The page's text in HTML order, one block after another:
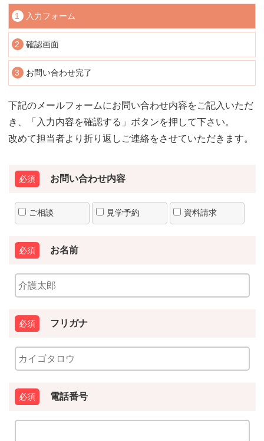
1 入力フォーム
2 確認画面
3 お問い合わせ完了
下記のメールフォームにお問い合わせ内容をご記入いただ
き、「入力内容を確認する」ボタンを押して下さい。
改めて担当者より折り返しご連絡をさせていただきます。
お問い合わせ内容
ご相談 見学予約 資料請求
お名前
フリガナ
電話番号